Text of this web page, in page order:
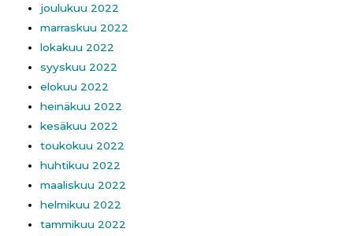
joulukuu 2022
marraskuu 2022
lokakuu 2022
syyskuu 2022
elokuu 2022
heinäkuu 2022
kesäkuu 2022
toukokuu 2022
huhtikuu 2022
maaliskuu 2022
helmikuu 2022
tammikuu 2022